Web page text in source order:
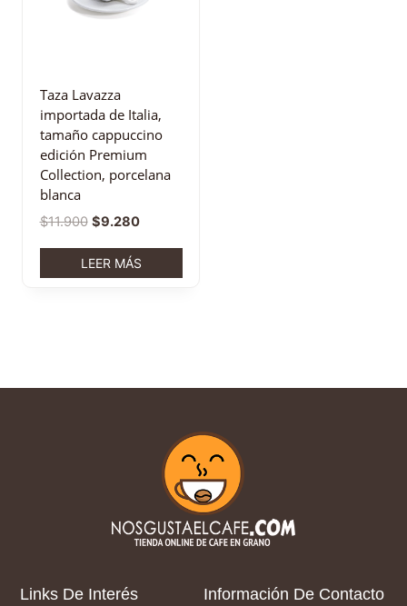
Taza Lavazza
importada de Italia,
tamaño cappuccino
edición Premium
Collection, porcelana
blanca
$11.900 $9.280
LEER MÁS
Links De Interés Información De Contacto